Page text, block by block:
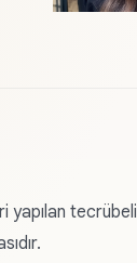
yapılan tecrübeli